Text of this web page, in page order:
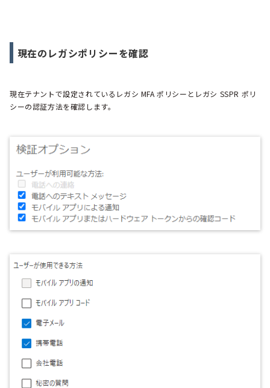
現在のレガシポリシーを確認
現在テナントで設定されているレガシ MFA ポリシーとレガシ SSPR ポリ
シーの認証方法を確認します。